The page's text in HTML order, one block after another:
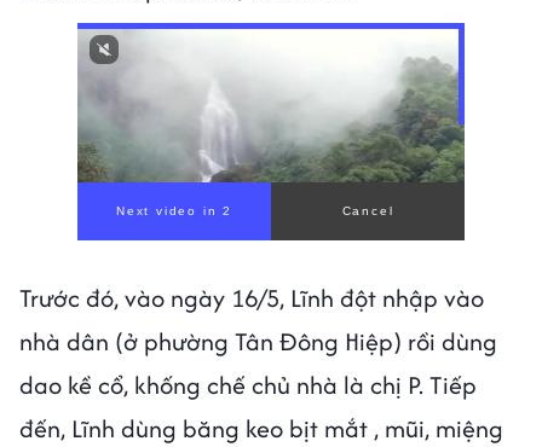
00:00/ 00:59
Trước đó, vào ngày 16/5, Lĩnh đột nhập vào
nhà dân (ở phường Tân Đông Hiệp) rồi dùng
dao kề cổ, khống chế chủ nhà là chị P. Tiếp
đến, Lĩnh dùng băng keo bịt mắt , mũi, miệng